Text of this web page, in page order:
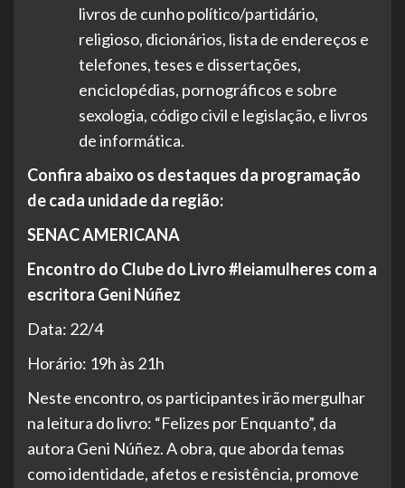
livros de cunho político/partidário,
religioso, dicionários, lista de endereços e
telefones, teses e dissertações,
enciclopédias, pornográficos e sobre
sexologia, código civil e legislação, e livros
de informática.
Confira abaixo os destaques da programação
de cada unidade da região:
SENAC AMERICANA
Encontro do Clube do Livro #leiamulheres com a
escritora Geni Núñez
Data: 22/4
Horário: 19h às 21h
Neste encontro, os participantes irão mergulhar
na leitura do livro: “Felizes por Enquanto”, da
autora Geni Núñez. A obra, que aborda temas
como identidade, afetos e resistência, promove